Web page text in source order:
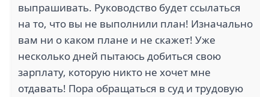
выпрашивать. Руководство будет ссылаться
на то, что вы не выполнили план! Изначально
вам ни о каком плане и не скажет! Уже
несколько дней пытаюсь добиться свою
зарплату, которую никто не хочет мне
отдавать! Пора обращаться в суд и трудовую